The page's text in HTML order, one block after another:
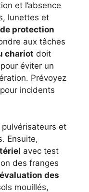
et l’absence
lunettes et
protection
aux tâches
chariot doit
éviter un
Prévoyez
incidents
et
Ensuite,
avec test
des franges
évaluation des
mouillés,